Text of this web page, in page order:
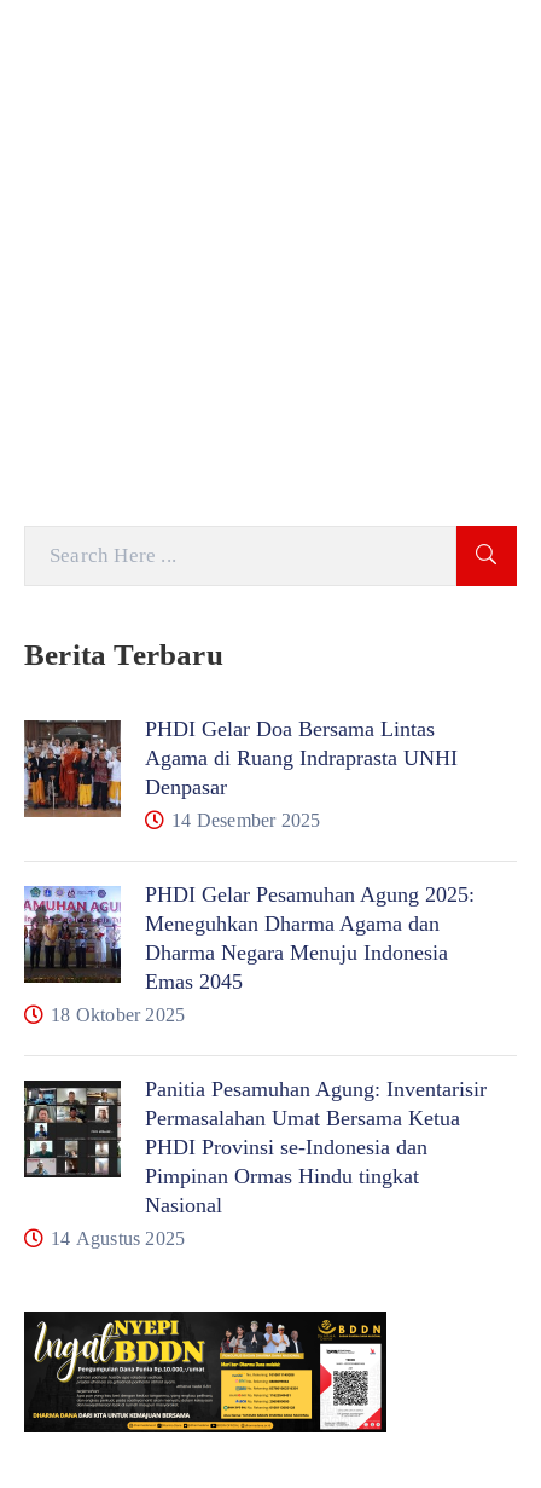
Berita Terbaru
PHDI Gelar Doa Bersama Lintas
Agama di Ruang Indraprasta UNHI
Denpasar
14 Desember 2025
PHDI Gelar Pesamuhan Agung 2025:
Meneguhkan Dharma Agama dan
Dharma Negara Menuju Indonesia
Emas 2045
18 Oktober 2025
Panitia Pesamuhan Agung: Inventarisir
Permasalahan Umat Bersama Ketua
PHDI Provinsi se-Indonesia dan
Pimpinan Ormas Hindu tingkat
Nasional
14 Agustus 2025